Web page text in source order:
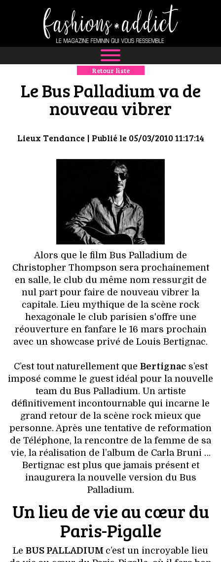
NEWS
MODE
BOUTIQUE
CULTURE
HIGH TECH
MAISON
AUTO
LIEUX TENDANCES
BEAUTÉ
MODE DE RUE
JEUNES CRÉATEURS
HISTOIRE DES MARQUES
DÉCO
VOYAGES & LOISIRS
Retour liste
Le Bus Palladium va de
nouveau vibrer
Lieux Tendance| Publié le 05/03/2010 11:17:14
Alors que le film Bus Palladium de
Christopher Thompson sera prochainement
en salle, le club du même nom ressurgit de
nul part pour faire de nouveau vibrer la
capitale. Lieu mythique de la scène rock
hexagonale le club parisien s'offre une
réouverture en fanfare le 16 mars prochain
avec un showcase privé de Louis Bertignac.
C’est tout naturellement que Bertignacs’est
imposé comme le guest idéal pour la nouvelle
team du Bus Palladium. Un artiste
définitivement incontournable qui incarne le
grand retour de la scène rock mieux que
personne. Après une tentative de reformation
de Téléphone, la rencontre de la femme de sa
vie, la réalisation de l’album de Carla Bruni …
Bertignac est plus que jamais présent et
inaugurera la nouvelle version du Bus
Palladium.
Un lieu de vie au cœur du
Paris-Pigalle
Le BUS PALLADIUM c’est un incroyable lieu